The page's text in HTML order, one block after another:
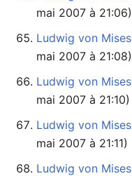
mai 2007 à 21:06)
Ludwig von
mai 2007 à 21:08)
Ludwig von
mai 2007 à 21:10)
Ludwig von
mai 2007 à 21:11)
Ludwig von